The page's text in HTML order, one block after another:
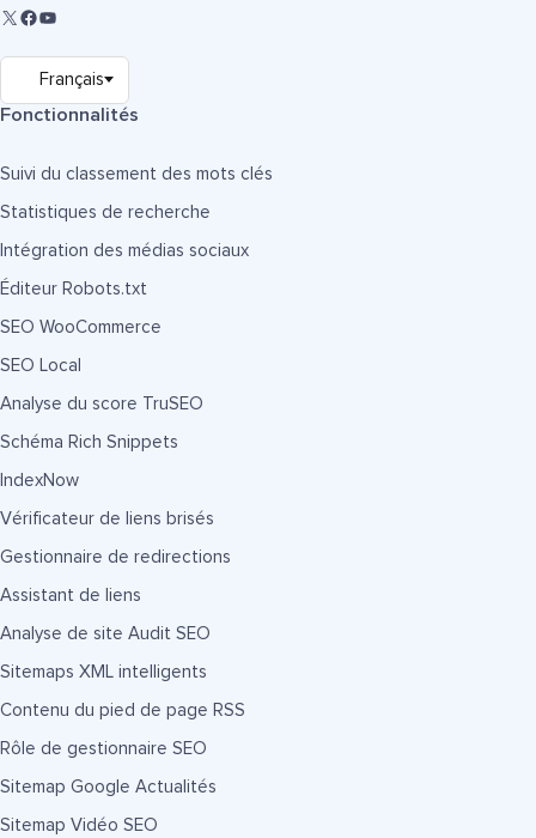
Fonctionnalités
Suivi du classement des mots clés
Statistiques de recherche
Intégration des médias sociaux
Éditeur Robots.txt
SEO WooCommerce
SEO Local
Analyse du score TruSEO
Schéma Rich Snippets
IndexNow
Vérificateur de liens brisés
Gestionnaire de redirections
Assistant de liens
Analyse de site Audit SEO
Sitemaps XML intelligents
Contenu du pied de page RSS
Rôle de gestionnaire SEO
Sitemap Google Actualités
Sitemap Vidéo SEO